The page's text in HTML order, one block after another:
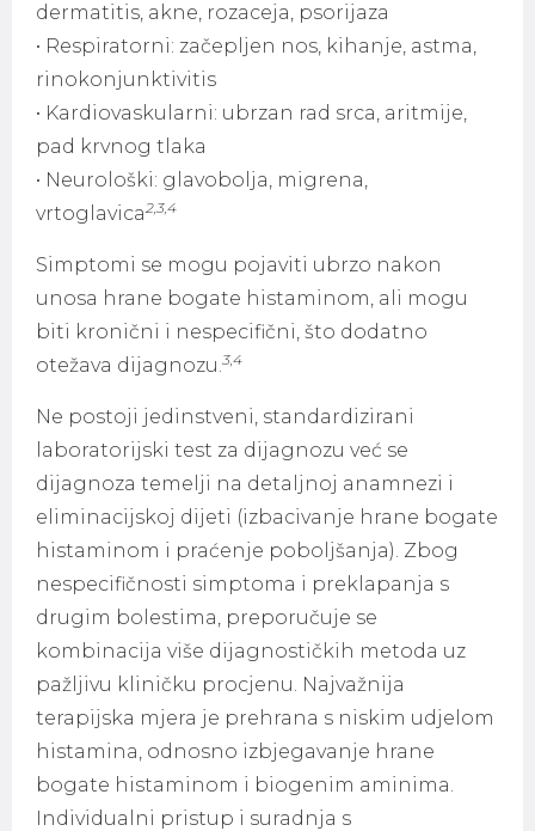
dermatitis, akne, rozaceja, psorijaza
• Respiratorni: začepljen nos, kihanje, astma,
rinokonjunktivitis
• Kardiovaskularni: ubrzan rad srca, aritmije,
pad krvnog tlaka
• Neurološki: glavobolja, migrena,
vrtoglavica2,3,4
Simptomi se mogu pojaviti ubrzo nakon
unosa hrane bogate histaminom, ali mogu
biti kronični i nespecifični, što dodatno
otežava dijagnozu.3,4
Ne postoji jedinstveni, standardizirani
laboratorijski test za dijagnozu već se
dijagnoza temelji na detaljnoj anamnezi i
eliminacijskoj dijeti (izbacivanje hrane bogate
histaminom i praćenje poboljšanja). Zbog
nespecifičnosti simptoma i preklapanja s
drugim bolestima, preporučuje se
kombinacija više dijagnostičkih metoda uz
pažljivu kliničku procjenu. Najvažnija
terapijska mjera je prehrana s niskim udjelom
histamina, odnosno izbjegavanje hrane
bogate histaminom i biogenim aminima.
Individualni pristup i suradnja s